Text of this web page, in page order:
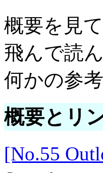
概要を見
飛んで読
何かの参
概要とリ
[No.55